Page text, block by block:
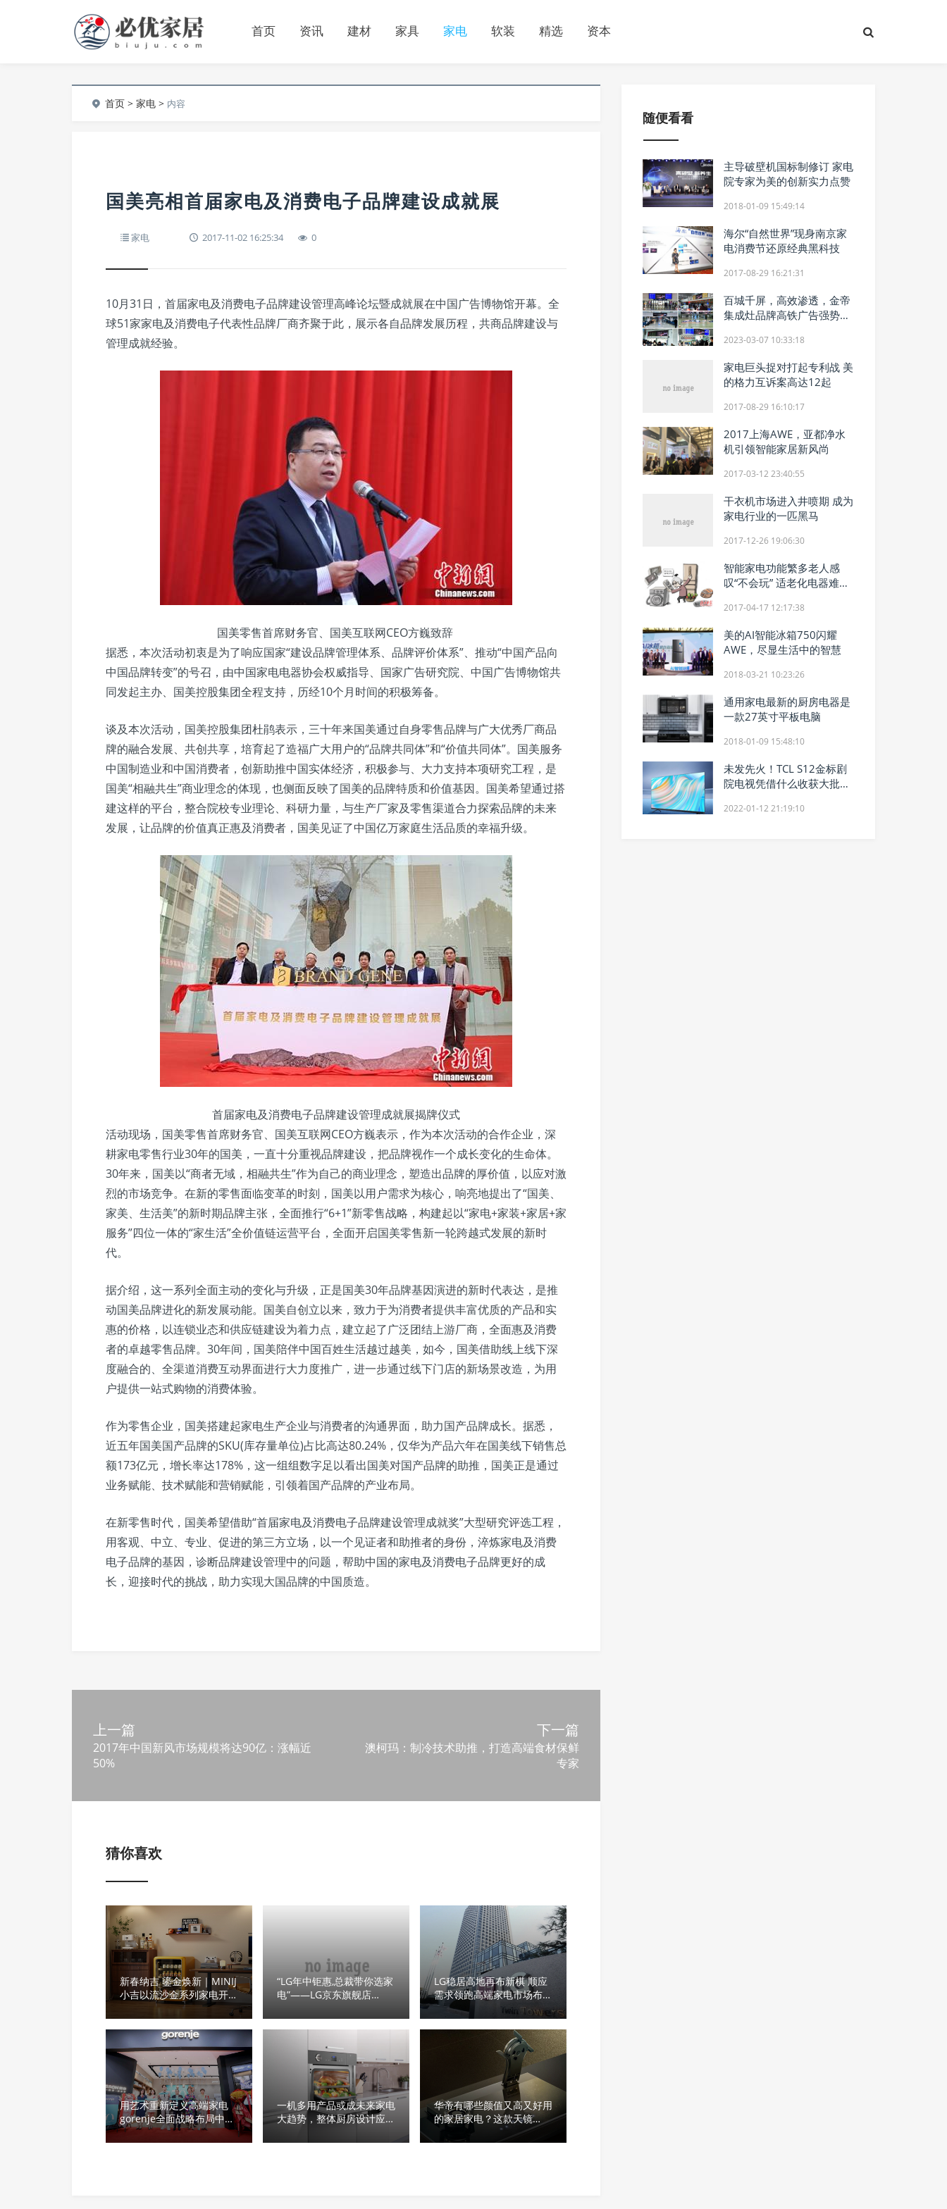
首页 资讯 建材 家具 家电 软装 精选 资本
首页 >家电 > 内容
国美亮相首届家电及消费电子品牌建设成就展
家电 2017-11-02 16:25:34 0
10月31日，首届家电及消费电子品牌建设管理高峰论坛暨成就展在中国广告博物馆开幕。全
球51家家电及消费电子代表性品牌厂商齐聚于此，展示各自品牌发展历程，共商品牌建设与
管理成就经验。
国美零售首席财务官、国美互联网CEO方巍致辞
据悉，本次活动初衷是为了响应国家“建设品牌管理体系、品牌评价体系”、推动“中国产品向
中国品牌转变”的号召，由中国家电电器协会权威指导、国家广告研究院、中国广告博物馆共
同发起主办、国美控股集团全程支持，历经10个月时间的积极筹备。
谈及本次活动，国美控股集团杜鹃表示，三十年来国美通过自身零售品牌与广大优秀厂商品
牌的融合发展、共创共享，培育起了造福广大用户的“品牌共同体”和“价值共同体”。国美服务
中国制造业和中国消费者，创新助推中国实体经济，积极参与、大力支持本项研究工程，是
国美“相融共生”商业理念的体现，也侧面反映了国美的品牌特质和价值基因。国美希望通过搭
建这样的平台，整合院校专业理论、科研力量，与生产厂家及零售渠道合力探索品牌的未来
发展，让品牌的价值真正惠及消费者，国美见证了中国亿万家庭生活品质的幸福升级。
首届家电及消费电子品牌建设管理成就展揭牌仪式
活动现场，国美零售首席财务官、国美互联网CEO方巍表示，作为本次活动的合作企业，深
耕家电零售行业30年的国美，一直十分重视品牌建设，把品牌视作一个成长变化的生命体。
30年来，国美以“商者无域，相融共生”作为自己的商业理念，塑造出品牌的厚价值，以应对激
烈的市场竞争。在新的零售面临变革的时刻，国美以用户需求为核心，响亮地提出了“国美、
家美、生活美”的新时期品牌主张，全面推行“6+1”新零售战略，构建起以“家电+家装+家居+家
服务”四位一体的“家生活”全价值链运营平台，全面开启国美零售新一轮跨越式发展的新时
代。
据介绍，这一系列全面主动的变化与升级，正是国美30年品牌基因演进的新时代表达，是推
动国美品牌进化的新发展动能。国美自创立以来，致力于为消费者提供丰富优质的产品和实
惠的价格，以连锁业态和供应链建设为着力点，建立起了广泛团结上游厂商，全面惠及消费
者的卓越零售品牌。30年间，国美陪伴中国百姓生活越过越美，如今，国美借助线上线下深
度融合的、全渠道消费互动界面进行大力度推广，进一步通过线下门店的新场景改造，为用
户提供一站式购物的消费体验。
作为零售企业，国美搭建起家电生产企业与消费者的沟通界面，助力国产品牌成长。据悉，
近五年国美国产品牌的SKU(库存量单位)占比高达80.24%，仅华为产品六年在国美线下销售总
额173亿元，增长率达178%，这一组组数字足以看出国美对国产品牌的助推，国美正是通过
业务赋能、技术赋能和营销赋能，引领着国产品牌的产业布局。
在新零售时代，国美希望借助“首届家电及消费电子品牌建设管理成就奖”大型研究评选工程，
用客观、中立、专业、促进的第三方立场，以一个见证者和助推者的身份，淬炼家电及消费
电子品牌的基因，诊断品牌建设管理中的问题，帮助中国的家电及消费电子品牌更好的成
长，迎接时代的挑战，助力实现大国品牌的中国质造。
上一篇
2017年中国新风市场规模将达90亿：涨幅近
50%
下一篇
澳柯玛：制冷技术助推，打造高端食材保鲜
专家
猜你喜欢
新春纳吉 鎏金焕新｜MINIJ
小吉以流沙金系列家电开启
新年家装新风尚
“LG年中钜惠,总裁带你选家
电”——LG京东旗舰店
LG稳居高地再布新棋 顺应
需求领跑高端家电市场布局
新生态
用艺术重新定义高端家电
gorenje全面战略布局中国
市场
一机多用产品或成未来家电
大趋势，整体厨房设计应选
华帝有哪些颜值又高又好用
的家居家电？这款天镜
MAX油烟机C位出道
随便看看
主导破壁机国标制修订 家电
院专家为美的创新实力点赞
2018-01-09 15:49:14
海尔“自然世界”现身南京家
电消费节还原经典黑科技
2017-08-29 16:21:31
百城千屏，高效渗透，金帝
集成灶品牌高铁广告强势开
2023-03-07 10:33:18
家电巨头捉对打起专利战 美
的格力互诉案高达12起
2017-08-29 16:10:17
2017上海AWE，亚都净水
机引领智能家居新风尚
2017-03-12 23:40:55
干衣机市场进入井喷期 成为
家电行业的一匹黑马
2017-12-26 19:06:30
智能家电功能繁多老人感
叹“不会玩” 适老化电器难觅
2017-04-17 12:17:38
美的AI智能冰箱750闪耀
AWE，尽显生活中的智慧
2018-03-21 10:23:26
通用家电最新的厨房电器是
一款27英寸平板电脑
2018-01-09 15:48:10
未发先火！TCL S12金标剧
院电视凭借什么收获大批关
2022-01-12 21:19:10